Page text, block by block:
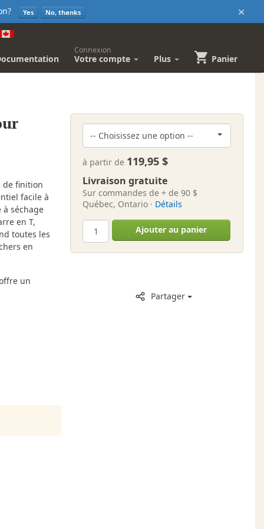
×
Yes No, thanks
Connexion
Votre compte Plus Panier
à partir de 119,95 $
Livraison gratuite
Sur commandes de + de 90 $
Québec, Ontario · Détails
Ajouter au panier
Partager
de finition
facile à
séchage
en T,
toutes les
en
un